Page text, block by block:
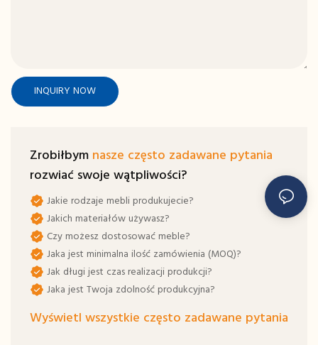
INQUIRY NOW
Zrobiłbym nasze często zadawane pytania
rozwiać swoje wątpliwości?
Jakie rodzaje mebli produkujecie?
Jakich materiałów używasz?
Czy możesz dostosować meble?
Jaka jest minimalna ilość zamówienia (MOQ)?
Jak długi jest czas realizacji produkcji?
Jaka jest Twoja zdolność produkcyjna?
Wyświetl wszystkie często zadawane pytania